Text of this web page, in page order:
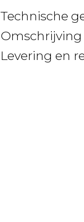
Technische
Omschrijving
Levering en